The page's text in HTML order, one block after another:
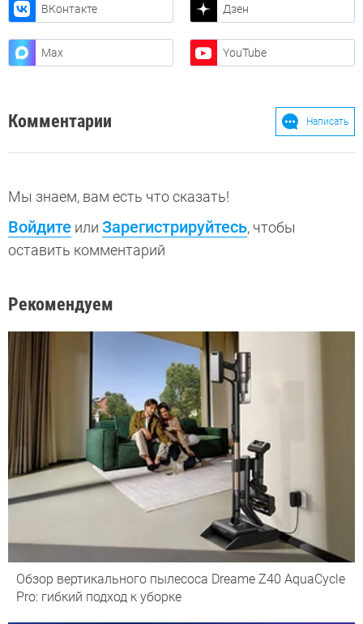
ВКонтакте Дзен
Max YouTube
Комментарии Написать
Мы знаем, вам есть что сказать!
Войдите или Зарегистрируйтесь, чтобы
оставить комментарий
Рекомендуем
Обзор вертикального пылесоса Dreame Z40 AquaCycle
Pro: гибкий подход к уборке